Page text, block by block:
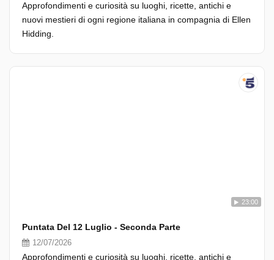
Approfondimenti e curiosità su luoghi, ricette, antichi e
nuovi mestieri di ogni regione italiana in compagnia di Ellen
Hidding.
23:00
Puntata Del 12 Luglio - Seconda Parte
12/07/2026
Approfondimenti e curiosità su luoghi, ricette, antichi e